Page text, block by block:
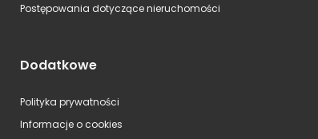
Postępowania dotyczące nieruchomości
Dodatkowe
Polityka prywatności
Informacje o cookies